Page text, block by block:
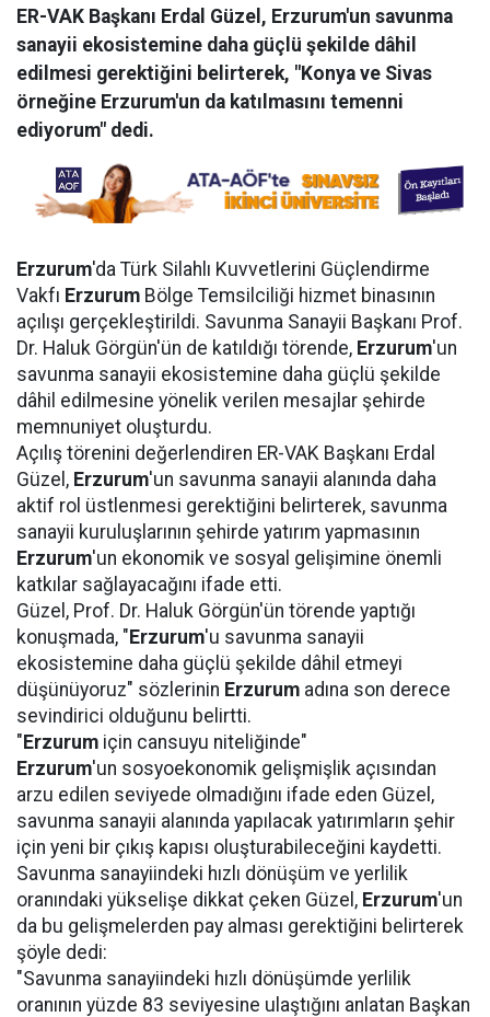
ER-VAK Başkanı Erdal Güzel, Erzurum'un savunma
sanayii ekosistemine daha güçlü şekilde dâhil
edilmesi gerektiğini belirterek, "Konya ve Sivas
örneğine Erzurum'un da katılmasını temenni
ediyorum" dedi.
Erzurum'da Türk Silahlı Kuvvetlerini Güçlendirme
Vakfı Erzurum Bölge Temsilciliği hizmet binasının
açılışı gerçekleştirildi. Savunma Sanayii Başkanı Prof.
Dr. Haluk Görgün'ün de katıldığı törende, Erzurum'un
savunma sanayii ekosistemine daha güçlü şekilde
dâhil edilmesine yönelik verilen mesajlar şehirde
memnuniyet oluşturdu.
Açılış törenini değerlendiren ER-VAK Başkanı Erdal
Güzel, Erzurum'un savunma sanayii alanında daha
aktif rol üstlenmesi gerektiğini belirterek, savunma
sanayii kuruluşlarının şehirde yatırım yapmasının
Erzurum'un ekonomik ve sosyal gelişimine önemli
katkılar sağlayacağını ifade etti.
Güzel, Prof. Dr. Haluk Görgün'ün törende yaptığı
konuşmada, " Erzurum'u savunma sanayii
ekosistemine daha güçlü şekilde dâhil etmeyi
düşünüyoruz" sözlerinin Erzurum adına son derece
sevindirici olduğunu belirtti.
" Erzurum için cansuyu niteliğinde"
Erzurum'un sosyoekonomik gelişmişlik açısından
arzu edilen seviyede olmadığını ifade eden Güzel,
savunma sanayii alanında yapılacak yatırımların şehir
için yeni bir çıkış kapısı oluşturabileceğini kaydetti.
Savunma sanayiindeki hızlı dönüşüm ve yerlilik
oranındaki yükselişe dikkat çeken Güzel, Erzurum'un
da bu gelişmelerden pay alması gerektiğini belirterek
şöyle dedi:
"Savunma sanayiindeki hızlı dönüşümde yerlilik
oranının yüzde 83 seviyesine ulaştığını anlatan Başkan